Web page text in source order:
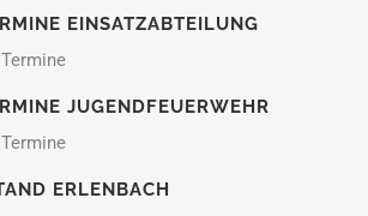
EINSATZABTEILUNG
JUGENDFEUERWEHR
ERLENBACH